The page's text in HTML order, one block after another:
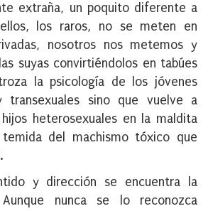
extraña, un poquito diferente a
los raros, no se meten en
nosotros nos metemos y
suyas convirtiéndolos en tabúes
la psicología de los jóvenes
transexuales sino que vuelve a
heterosexuales en la maldita
del machismo tóxico que
y dirección se encuentra la
nunca se lo reconozca